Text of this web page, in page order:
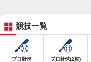
競技一覧
プロ野球 プロ野球(2軍)